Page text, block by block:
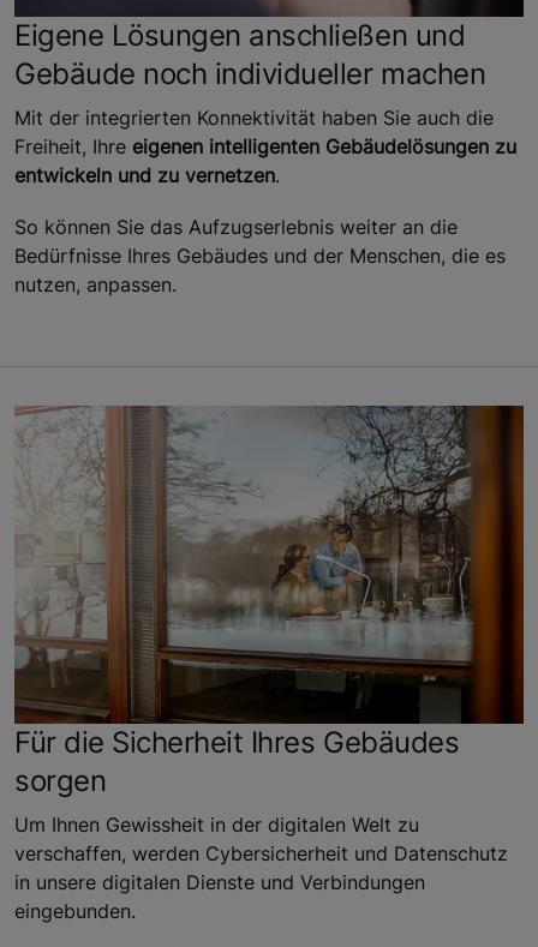
Eigene Lösungen anschließen und
Gebäude noch individueller machen
Mit der integrierten Konnektivität haben Sie auch die
Freiheit, Ihre eigenen intelligenten Gebäudelösungen zu
entwickeln und zu vernetzen.
So können Sie das Aufzugserlebnis weiter an die
Bedürfnisse Ihres Gebäudes und der Menschen, die es
nutzen, anpassen.
Für die Sicherheit Ihres Gebäudes
sorgen
Um Ihnen Gewissheit in der digitalen Welt zu
verschaffen, werden Cybersicherheit und Datenschutz
in unsere digitalen Dienste und Verbindungen
eingebunden.